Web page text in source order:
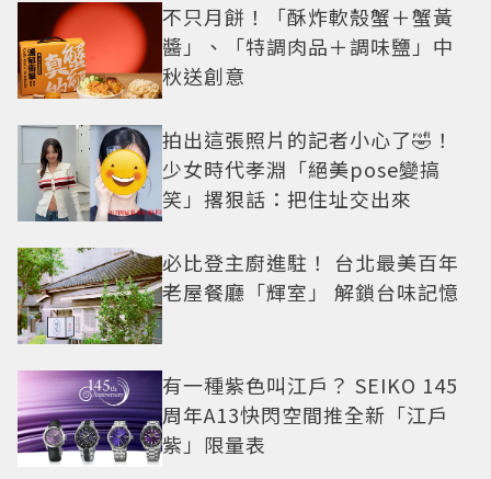
不只月餅！「酥炸軟殼蟹＋蟹黃
醬」、「特調肉品＋調味鹽」中
秋送創意
拍出這張照片的記者小心了🤣！
少女時代孝淵「絕美pose變搞
笑」撂狠話：把住址交出來
必比登主廚進駐！ 台北最美百年
老屋餐廳「輝室」 解鎖台味記憶
有一種紫色叫江戶？ SEIKO 145
周年A13快閃空間推全新「江戶
紫」限量表